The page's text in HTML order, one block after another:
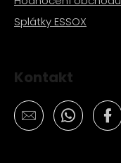
Splátky ESSOX
Kontakt